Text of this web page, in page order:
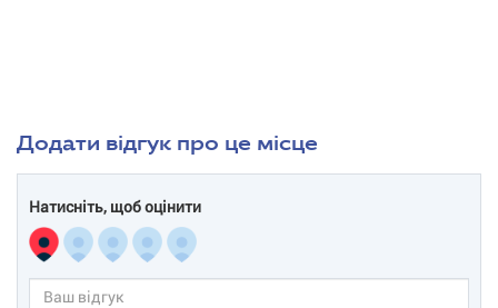
Додати відгук про це місце
Натисніть, щоб оцінити